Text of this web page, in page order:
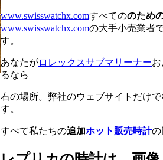
www.swisswatchx.comすべてののため
www.swisswatchx.comの大手小売業者
す。
あなたがロレックスサブマリーナー
るなら
右の場所。弊社のウェブサイトだけ
す。
すべて私たちの追加ホット販売時計の